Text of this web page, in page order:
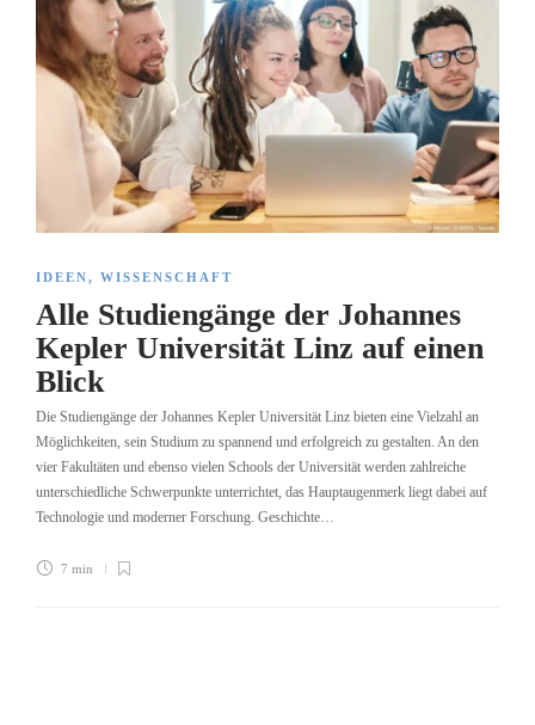
IDEEN, WISSENSCHAFT
Alle Studiengänge der Johannes
Kepler Universität Linz auf einen
Blick
Die Studiengänge der Johannes Kepler Universität Linz bieten eine Vielzahl an
Möglichkeiten, sein Studium zu spannend und erfolgreich zu gestalten. An den
vier Fakultäten und ebenso vielen Schools der Universität werden zahlreiche
unterschiedliche Schwerpunkte unterrichtet, das Hauptaugenmerk liegt dabei auf
Technologie und moderner Forschung. Geschichte…
7 min